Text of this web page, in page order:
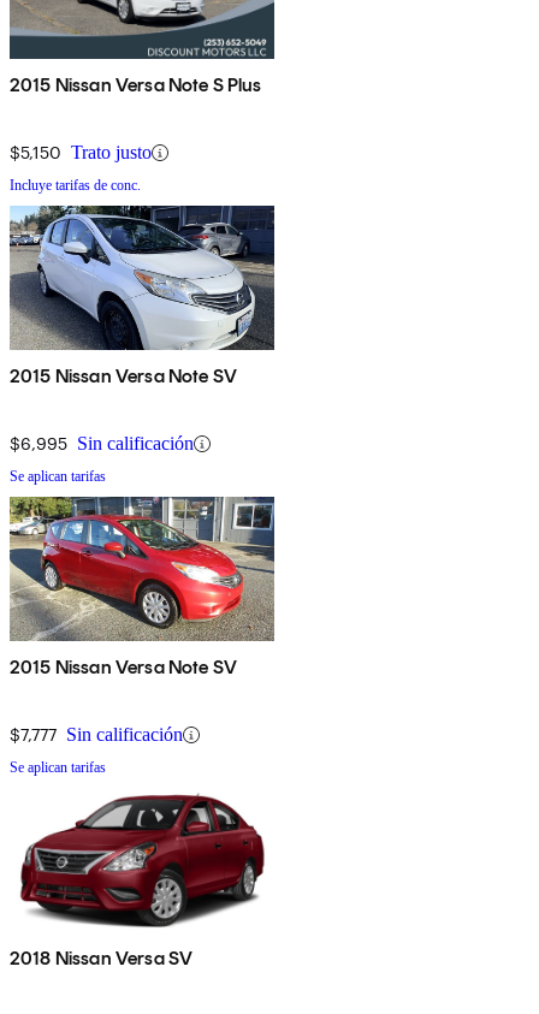
2015 Nissan Versa Note S Plus
$5,150 Trato justo
Incluye tarifas de conc.
2015 Nissan Versa Note SV
$6,995 Sin calificación
Se aplican tarifas
2015 Nissan Versa Note SV
$7,777 Sin calificación
Se aplican tarifas
2018 Nissan Versa SV